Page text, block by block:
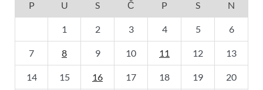
P U S Č P S N
1 2 3 4 5 6
7 8 9 10 11 12 13
14 15 16 17 18 19 20